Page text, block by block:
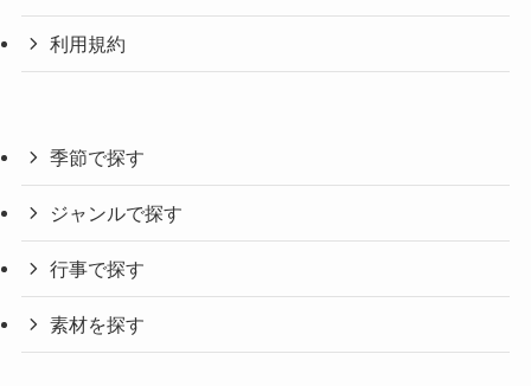
利用規約
季節で探す
ジャンルで探す
行事で探す
素材を探す